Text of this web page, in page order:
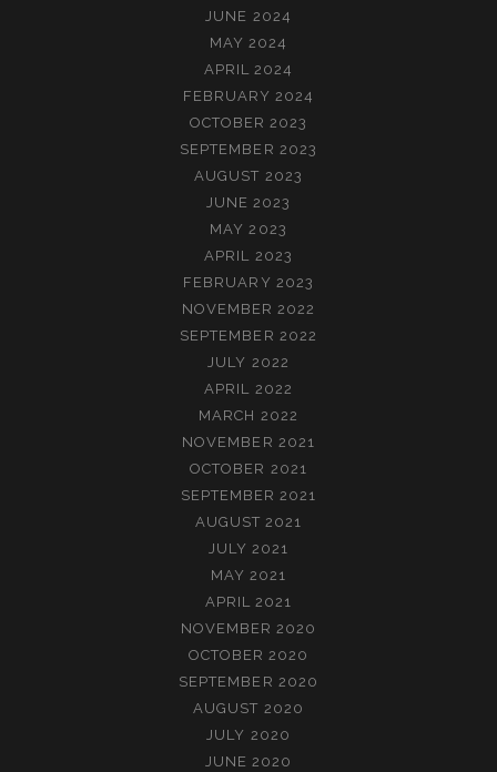
JUNE 2024
MAY 2024
APRIL 2024
FEBRUARY 2024
OCTOBER 2023
SEPTEMBER 2023
AUGUST 2023
JUNE 2023
MAY 2023
APRIL 2023
FEBRUARY 2023
NOVEMBER 2022
SEPTEMBER 2022
JULY 2022
APRIL 2022
MARCH 2022
NOVEMBER 2021
OCTOBER 2021
SEPTEMBER 2021
AUGUST 2021
JULY 2021
MAY 2021
APRIL 2021
NOVEMBER 2020
OCTOBER 2020
SEPTEMBER 2020
AUGUST 2020
JULY 2020
JUNE 2020